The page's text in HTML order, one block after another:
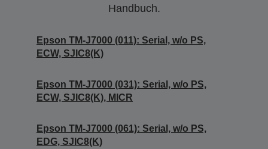
Handbuch.
Epson TM-J7000 (011): Serial, w/o PS,
ECW, SJIC8(K)
Epson TM-J7000 (031): Serial, w/o PS,
ECW, SJIC8(K), MICR
Epson TM-J7000 (061): Serial, w/o PS,
EDG, SJIC8(K)